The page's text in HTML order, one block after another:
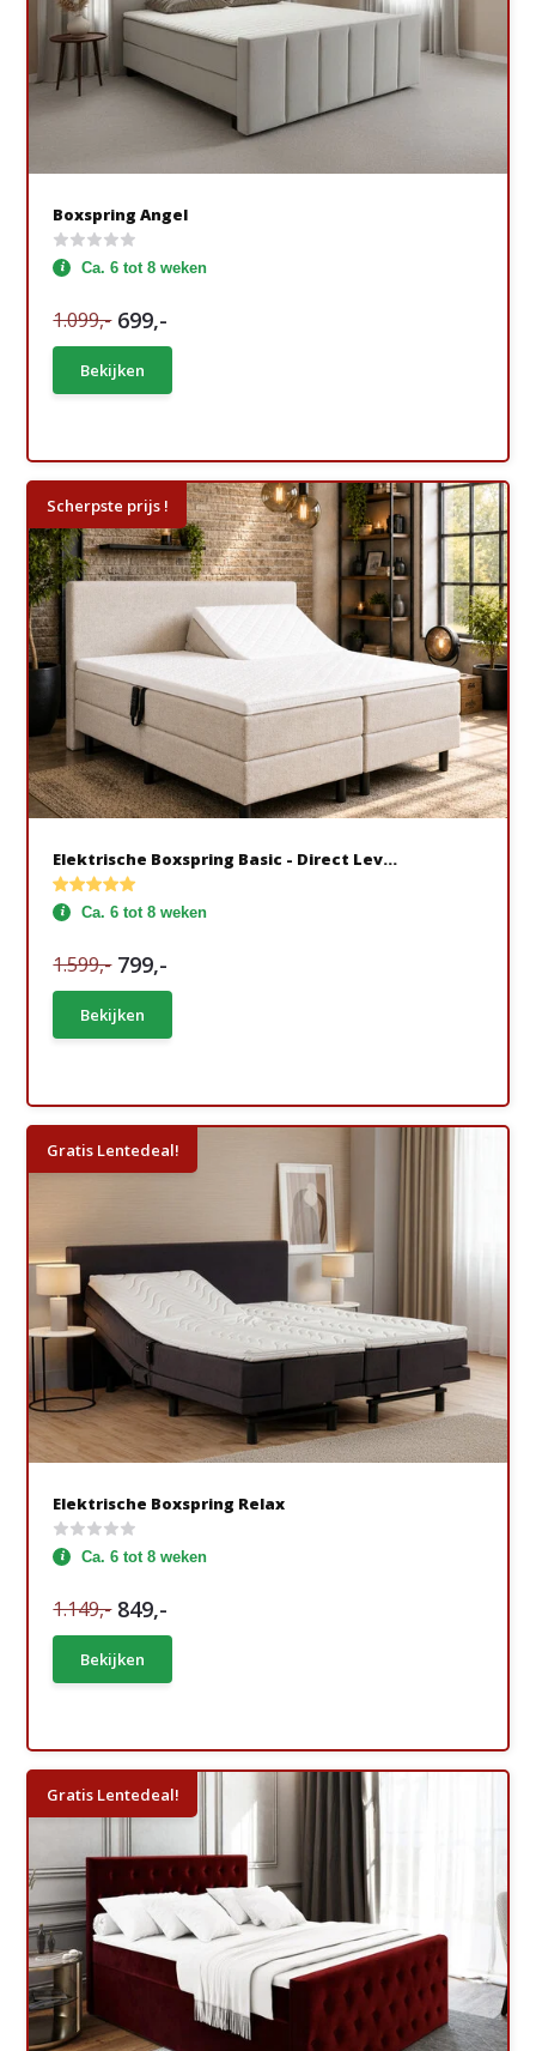
Boxspring Angel
Ca. 6 tot 8 weken
1.099,- 699,-
Bekijken
Scherpste prijs !
Elektrische Boxspring Basic - Direct Lev...
Ca. 6 tot 8 weken
1.599,- 799,-
Bekijken
Gratis Lentedeal!
Elektrische Boxspring Relax
Ca. 6 tot 8 weken
1.149,- 849,-
Bekijken
Gratis Lentedeal!